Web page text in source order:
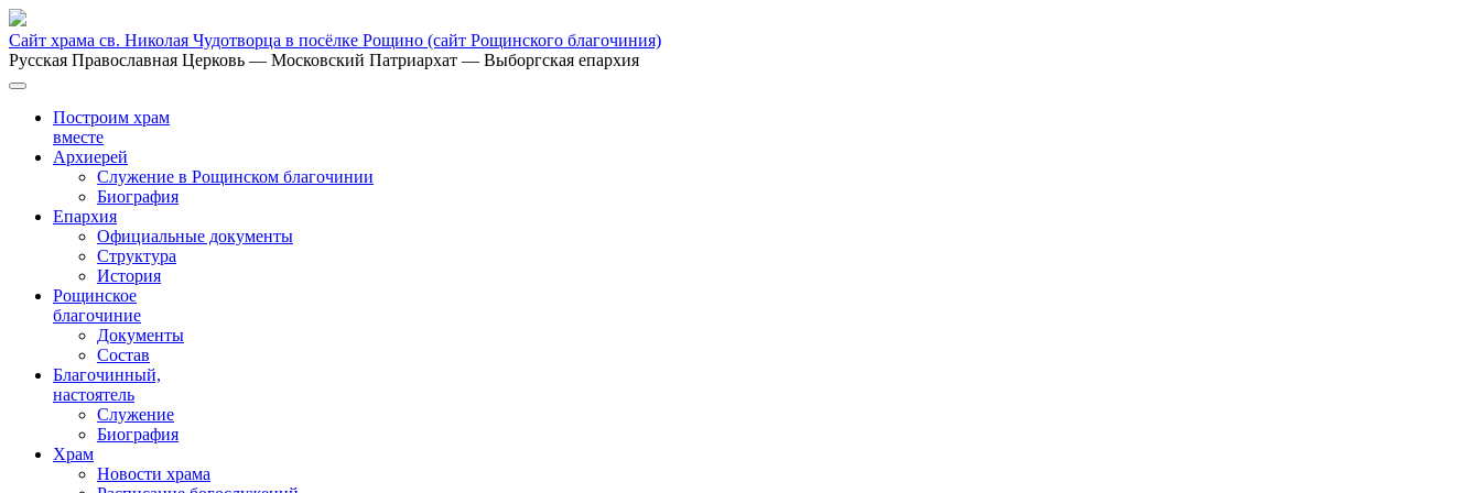
Сайт храма св. Николая Чудотворца в посёлке Рощино (сайт Рощинского благочиния)
Русская Православная Церковь — Московский Патриархат — Выборгская епархия
Построим храм
вместе
Архиерей
Служение в Рощинском благочинии
Биография
Епархия
Официальные документы
Структура
История
Рощинское
благочиние
Документы
Состав
Благочинный,
настоятель
Служение
Биография
Храм
Новости храма